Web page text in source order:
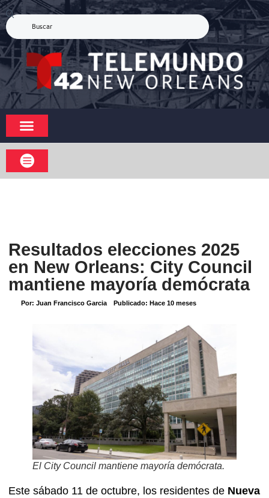
Resultados elecciones 2025
en New Orleans: City Council
mantiene mayoría demócrata
Por: Juan Francisco Garcia Publicado: Hace 10 meses
El City Council mantiene mayoría demócrata.
Este sábado 11 de octubre, los residentes de Nueva